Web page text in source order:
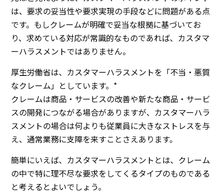
は、要求の妥当性や要求実現の手段などに問題がある点
です。もしクレームが明確で妥当な根拠に基づいてお
り、求めている対応が常識的なものであれば、カスタマ
ーハラスメントではありません。
厚生労働省は、カスタマーハラスメントを「不当・悪質
なクレーム」としています。*
クレームは商品・サービスの改善や新たな商品・サービ
スの開発につながる場合がありますが、カスタマーハラ
スメントの場合は何よりも従業員に大きなストレスを与
え、通常業務に支障を来すことさえあります。
簡単にいえば、カスタマーハラスメントとは、クレーム
の中で特に理不尽な要求をしてくるタイプのものである
と考えるとよいでしょう。